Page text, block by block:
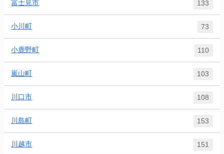
富士見市 133
小川町 73
小鹿野町 110
嵐山町 103
川口市 108
川島町 153
川越市 151